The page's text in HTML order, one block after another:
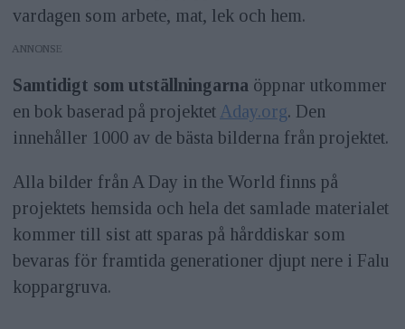
vardagen som arbete, mat, lek och hem.
ANNONS
Samtidigt som utställningarna öppnar utkommer
en bok baserad på projektet Aday.org. Den
innehåller 1000 av de bästa bilderna från projektet.
Alla bilder från A Day in the World finns på
projektets hemsida och hela det samlade materialet
kommer till sist att sparas på hårddiskar som
bevaras för framtida generationer djupt nere i Falu
koppargruva.